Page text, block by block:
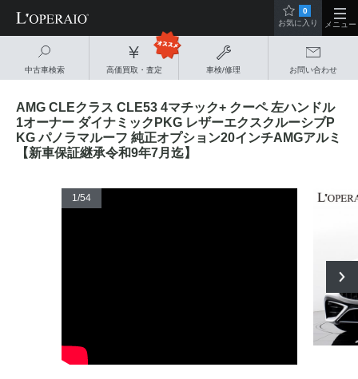
中古車検索 高価買取・査定 車検/修理 お問い合わせ
0
お気に入り
メニュー
AMG CLEクラス CLE53 4マチック+ クーペ 左ハンドル
1オーナー ダイナミックPKG レザーエクスクルーシブP
KG パノラマルーフ 純正オプション20インチAMGアルミ
【新車保証継承令和9年7月迄】
1/54